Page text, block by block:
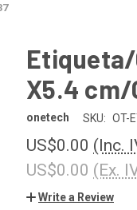
Etiqueta/
X5.4 cm/
onetech SKU: OT-
US$0.00 (Inc.
US$0.00 (Ex.
Write a Review